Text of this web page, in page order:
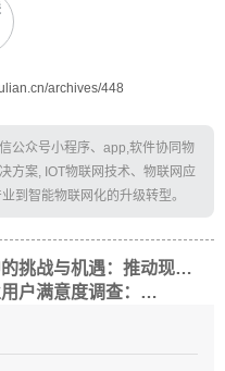
archives/448
公众号小程序、app,软件协同物
方案, IOT物联网技术、物联网应
到智能物联网化的升级转型。
上一篇: 物联网在农业中的挑战与机遇：推动现代农业的数字化转型
下一篇: 可视化认养农业用户满意度调查：提升用户体验的关键